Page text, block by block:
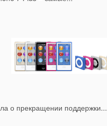
о прекращении поддержки...